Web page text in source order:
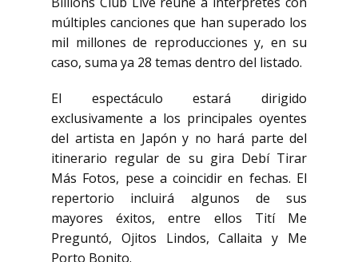
múltiples canciones que han superado los
mil millones de reproducciones y, en su
caso, suma ya 28 temas dentro del listado.
El espectáculo estará dirigido
exclusivamente a los principales oyentes
del artista en Japón y no hará parte del
itinerario regular de su gira Debí Tirar
Más Fotos, pese a coincidir en fechas. El
repertorio incluirá algunos de sus
mayores éxitos, entre ellos Tití Me
Preguntó, Ojitos Lindos, Callaita y Me
Porto Bonito.